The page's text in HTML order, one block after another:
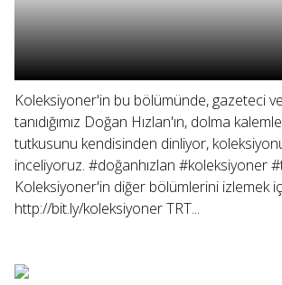
Koleksiyoner'in bu bölümünde, gazeteci
tanıdığımız Doğan Hızlan'ın, dolma
tutkusunu kendisinden dinliyor,
inceliyoruz. #doğanhızlan #koleksiyoner
Koleksiyoner'in diğer bölümlerini izlemek
http://bit.ly/koleksiyoner TRT...